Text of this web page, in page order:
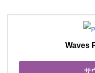
Waves
サ